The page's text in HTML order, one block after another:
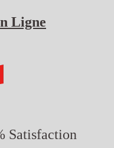
Ligne
Satisfaction